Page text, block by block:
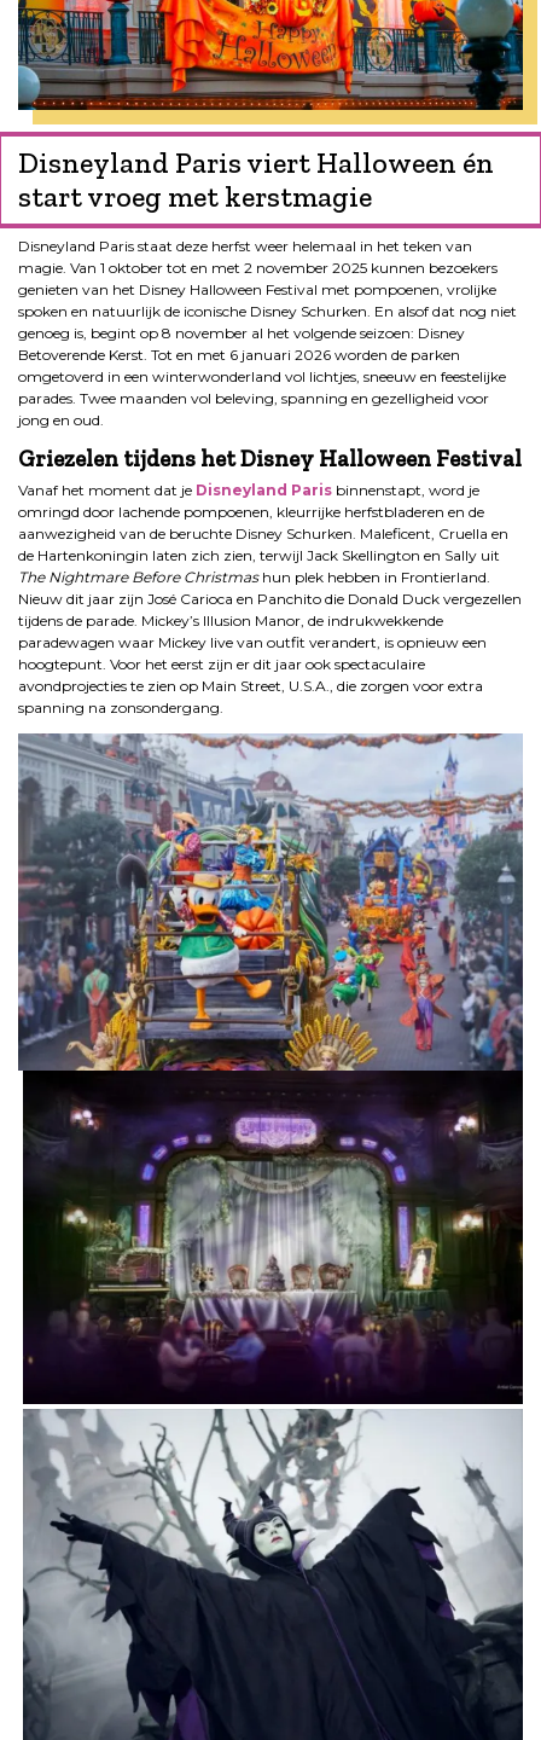
Disneyland Paris viert Halloween én
start vroeg met kerstmagie
Disneyland Paris staat deze herfst weer helemaal in het teken van
magie. Van 1 oktober tot en met 2 november 2025 kunnen bezoekers
genieten van het Disney Halloween Festival met pompoenen, vrolijke
spoken en natuurlijk de iconische Disney Schurken. En alsof dat nog niet
genoeg is, begint op 8 november al het volgende seizoen: Disney
Betoverende Kerst. Tot en met 6 januari 2026 worden de parken
omgetoverd in een winterwonderland vol lichtjes, sneeuw en feestelijke
parades. Twee maanden vol beleving, spanning en gezelligheid voor
jong en oud.
Griezelen tijdens het Disney Halloween Festival
Vanaf het moment dat je Disneyland Paris binnenstapt, word je
omringd door lachende pompoenen, kleurrijke herfstbladeren en de
aanwezigheid van de beruchte Disney Schurken. Maleficent, Cruella en
de Hartenkoningin laten zich zien, terwijl Jack Skellington en Sally uit
The Nightmare Before Christmashun plek hebben in Frontierland.
Nieuw dit jaar zijn José Carioca en Panchito die Donald Duck vergezellen
tijdens de parade. Mickey’s Illusion Manor, de indrukwekkende
paradewagen waar Mickey live van outfit verandert, is opnieuw een
hoogtepunt. Voor het eerst zijn er dit jaar ook spectaculaire
avondprojecties te zien op Main Street, U.S.A., die zorgen voor extra
spanning na zonsondergang.